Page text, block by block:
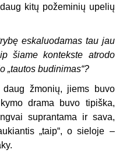
kitų požeminių upelių
eskaluodamas tau jau
šiame kontekste atrodo
„tautos budinimas“?
žmonių, jiems buvo
drama buvo tipiška,
suprantama ir sava,
„taip“, o sieloje –